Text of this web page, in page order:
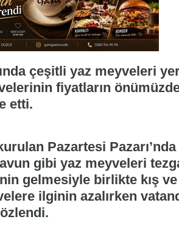
çeşitli yaz meyveleri
fiyatların
etti.
Pazartesi
gibi yaz meyveleri
gelmesiyle birlikte kış
ilginin azalırken